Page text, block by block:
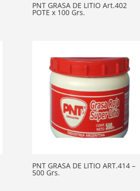
PNT GRASA DE LITIO Art.402
POTE x 100 Grs.
PNT GRASA DE LITIO ART.414 –
500 Grs.